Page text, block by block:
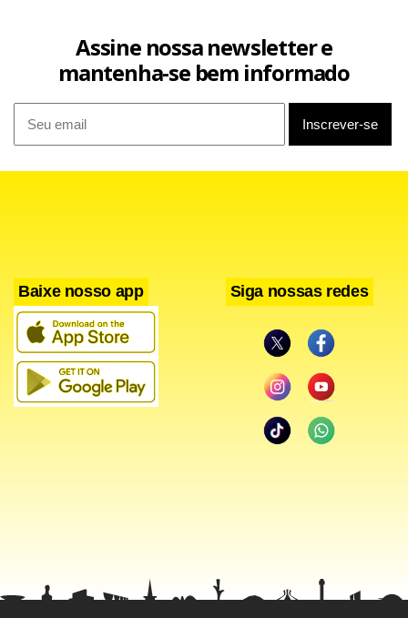
Córdoba, disse que considera o processo de eleições no
Brasil um dos melhores e mais modernos do mundo. “É um
modelo que nós da América Latina queremos seguir”,
Assine nossa newsletter e
mantenha-se bem informado
Baixe nosso app Siga nossas redes